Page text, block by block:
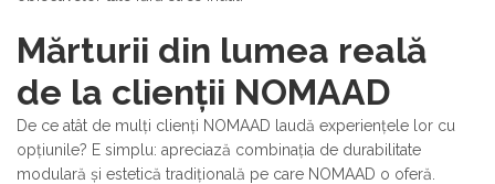
Mărturii din lumea reală
de la clienții NOMAAD
De ce atât de mulți clienți NOMAAD laudă experiențele lor cu
opțiunile? E simplu: apreciază combinația de durabilitate
modulară și estetică tradițională pe care NOMAAD o oferă.